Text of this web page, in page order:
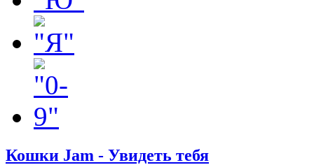
Кошки Jam - Увидеть тебя